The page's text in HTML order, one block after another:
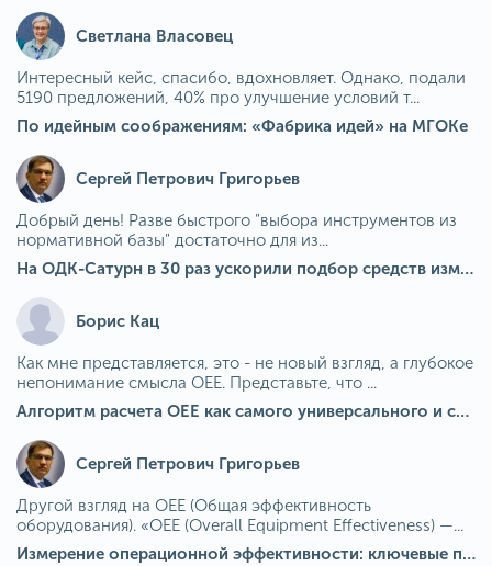
Светлана Власовец
Интересный кейс, спасибо, вдохновляет. Однако, подали
5190 предложений, 40% про улучшение условий т...
По идейным соображениям: «Фабрика идей» на МГОКе
Сергей Петрович Григорьев
Добрый день! Разве быстрого "выбора инструментов из
нормативной базы" достаточно для из...
На ОДК-Сатурн в 30 раз ускорили подбор средств измерения для контроля качества продукции
Борис Кац
Как мне представляется, это - не новый взгляд, а глубокое
непонимание смысла OEE. Представьте, что ...
Алгоритм расчета ОЕЕ как самого универсального и современного показателя эффективности оборудования в мире
Сергей Петрович Григорьев
Другой взгляд на OEE (Общая эффективность
оборудования). «OEE (Overall Equipment Effectiveness) —...
Измерение операционной эффективности: ключевые показатели для непрерывного совершенствования